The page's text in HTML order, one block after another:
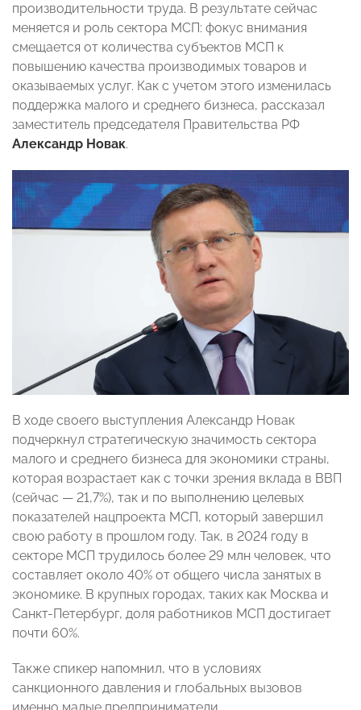
производительности труда. В результате сейчас
меняется и роль сектора МСП: фокус внимания
смещается от количества субъектов МСП к
повышению качества производимых товаров и
оказываемых услуг. Как с учетом этого изменилась
поддержка малого и среднего бизнеса, рассказал
заместитель председателя Правительства РФ
Александр Новак.
В ходе своего выступления Александр Новак
подчеркнул стратегическую значимость сектора
малого и среднего бизнеса для экономики страны,
которая возрастает как с точки зрения вклада в ВВП
(сейчас — 21,7%), так и по выполнению целевых
показателей нацпроекта МСП, который завершил
свою работу в прошлом году. Так, в 2024 году в
секторе МСП трудилось более 29 млн человек, что
составляет около 40% от общего числа занятых в
экономике. В крупных городах, таких как Москва и
Санкт-Петербург, доля работников МСП достигает
почти 60%.
Также спикер напомнил, что в условиях
санкционного давления и глобальных вызовов